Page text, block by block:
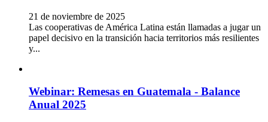
21 de noviembre de 2025
Las cooperativas de América Latina están llamadas a jugar un
papel decisivo en la transición hacia territorios más resilientes
y...
Webinar: Remesas en Guatemala - Balance
Anual 2025